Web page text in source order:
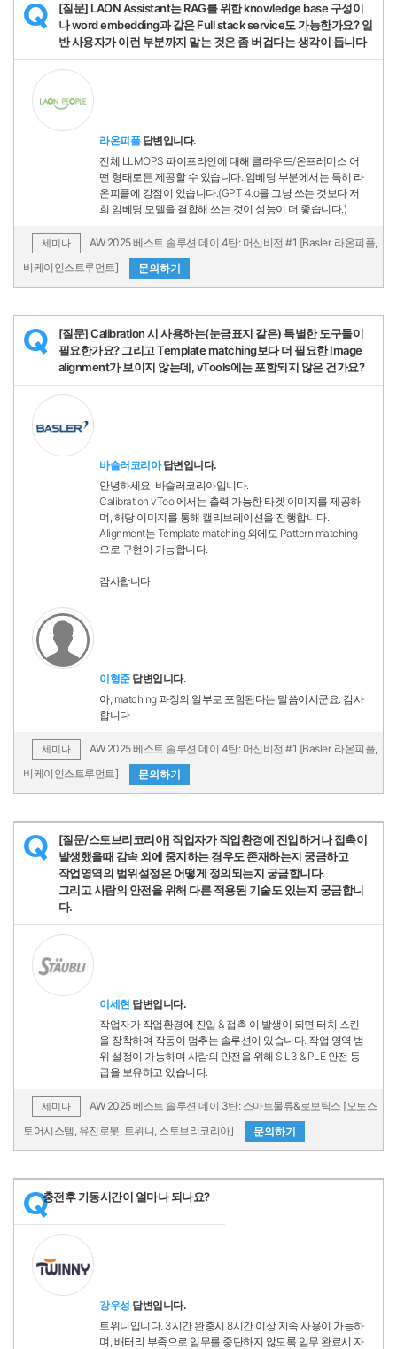
Q
[질문] LAON Assistant는 RAG를 위한 knowledge base 구성이
나 word embedding과 같은 Full stack service도 가능한가요? 일
반 사용자가 이런 부분까지 맡는 것은 좀 버겁다는 생각이 듭니다
라온피플답변입니다.
전체 LLMOPS 파이프라인에 대해 클라우드/온프레미스 어
떤 형태로든 제공할 수 있습니다. 임베딩 부분에서는 특히 라
온피플에 강점이 있습니다.(GPT 4.o를 그냥 쓰는 것보다 저
희 임베딩 모델을 결합해 쓰는 것이 성능이 더 좋습니다.)
세미나
AW 2025 베스트 솔루션 데이 4탄: 머신비전 #1 [Basler, 라온피플,
비케이인스트루먼트]
문의하기
Q
[질문] Calibration 시 사용하는(눈금표지 같은) 특별한 도구들이
필요한가요? 그리고 Template matching보다 더 필요한 Image
alignment가 보이지 않는데, vTools에는 포함되지 않은 건가요?
바슬러코리아답변입니다.
안녕하세요, 바슬러코리아입니다.
Calibration vTool에서는 출력 가능한 타겟 이미지를 제공하
며, 해당 이미지를 통해 캘리브레이션을 진행합니다.
Alignment는 Template matching 외에도 Pattern matching
으로 구현이 가능합니다.
감사합니다.
이형준답변입니다.
아, matching 과정의 일부로 포함된다는 말씀이시군요. 감사
합니다
세미나
AW 2025 베스트 솔루션 데이 4탄: 머신비전 #1 [Basler, 라온피플,
비케이인스트루먼트]
문의하기
Q
[질문/스토브리코리아] 작업자가 작업환경에 진입하거나 접촉이
발생했을때 감속 외에 중지하는 경우도 존재하는지 궁금하고
작업영역의 범위설정은 어떻게 정의되는지 궁금합니다.
그리고 사람의 안전을 위해 다른 적용된 기술도 있는지 궁금합니
다.
이세현 답변입니다.
작업자가 작업환경에 진입 & 접촉 이 발생이 되면 터치 스킨
을 장착하여 작동이 멈추는 솔루션이 있습니다. 작업 영역 범
위 설정이 가능하며 사람의 안전을 위해 SIL3 & PLE 안전 등
급을 보유하고 있습니다.
세미나
AW 2025 베스트 솔루션 데이 3탄: 스마트물류&로보틱스 [오토스
토어시스템, 유진로봇, 트위니, 스토브리코리아]
문의하기
Q충전후 가동시간이 얼마나 되나요?
강우성 답변입니다.
트위니입니다. 3시간 완충시 8시간 이상 지속 사용이 가능하
며, 배터리 부족으로 임무를 중단하지 않도록 임무 완료시 자